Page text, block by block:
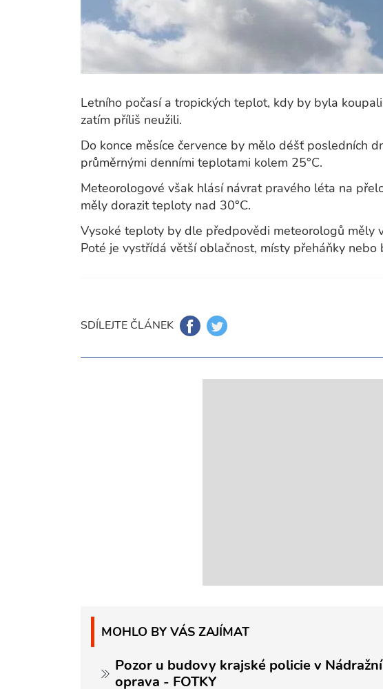
Letního počasí a tropických teplot, kdy by byla
zatím příliš neužili.
Do konce měsíce července by mělo déšť posledních
průměrnými denními teplotami kolem 25°C.
Meteorologové však hlásí návrat pravého léta na
měly dorazit teploty nad 30°C.
Vysoké teploty by dle předpovědi meteorologů měly
Poté je vystřídá větší oblačnost, místy přeháňky nebo
SDÍLEJTE ČLÁNEK
MOHLO BY VÁS ZAJÍMAT
Pozor u budovy krajské policie v
oprava - FOTKY